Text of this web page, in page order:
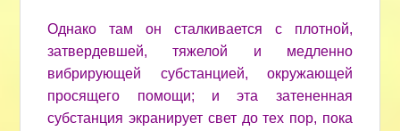
Однако там он сталкивается с плотной,
затвердевшей, тяжелой и медленно
вибрирующей субстанцией, окружающей
просящего помощи; и эта затененная
субстанция экранирует свет до тех пор, пока